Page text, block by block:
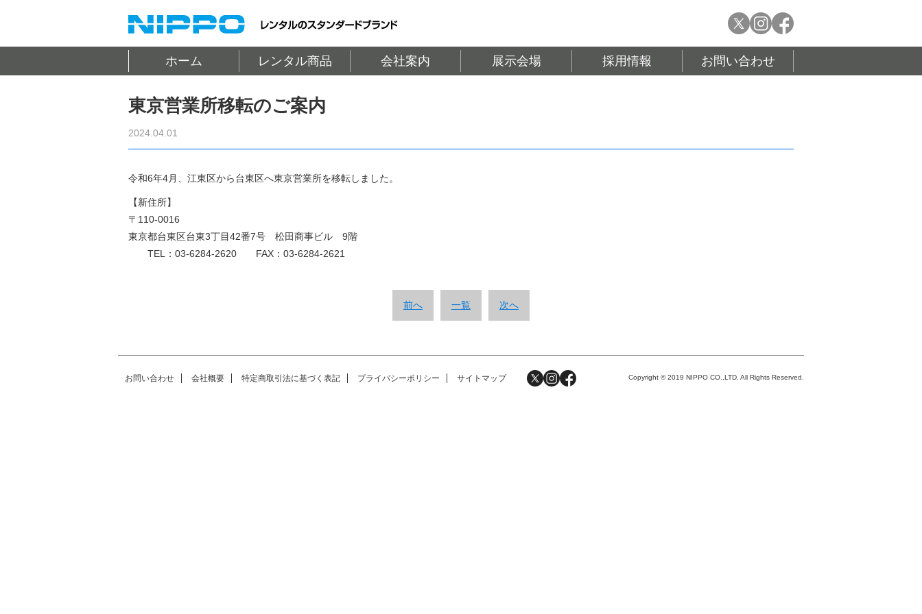
ホーム レンタル商品 会社案内 展示会場 採用情報 お問い合わせ
東京営業所移転のご案内
2024.04.01
令和6年4月、江東区から台東区へ東京営業所を移転しました。
【新住所】
〒110-0016
東京都台東区台東3丁目42番7号 松田商事ビル 9階
TEL：03-6284-2620 FAX：03-6284-2621
前へ 一覧 次へ
お問い合わせ 会社概要 特定商取引法に基づく表記 プライバシーポリシー サイトマップ Copyright © 2019 NIPPO CO.,LTD. All Rights Reserved.